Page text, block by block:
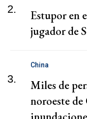
2.
Estupor en
jugador de
3.
China
Miles de
noroeste